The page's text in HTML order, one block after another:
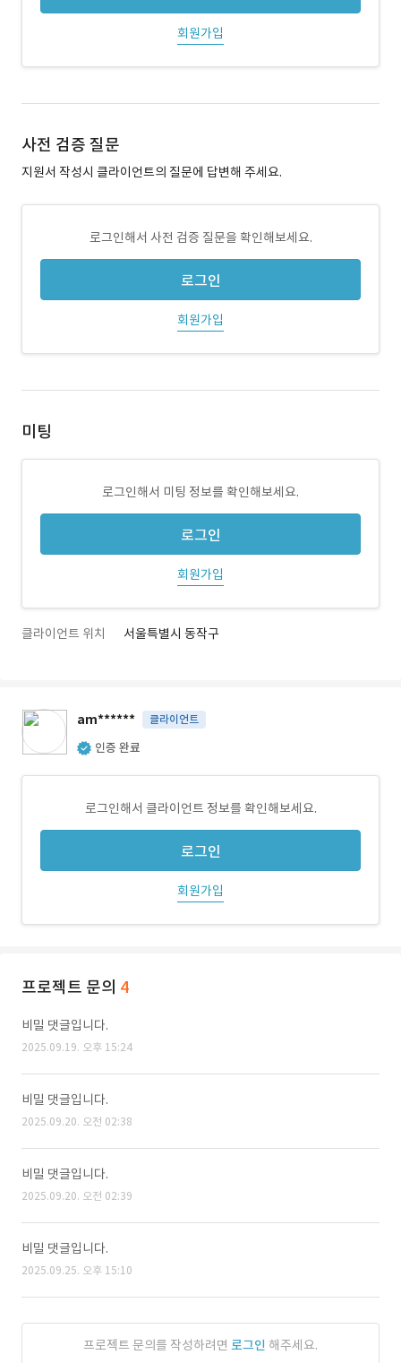
회원가입
사전 검증 질문
지원서 작성시 클라이언트의 질문에 답변해 주세요.
로그인해서 사전 검증 질문을 확인해보세요.
로그인
회원가입
미팅
로그인해서 미팅 정보를 확인해보세요.
로그인
회원가입
클라이언트 위치 서울특별시 동작구
am****** 클라이언트
인증 완료
로그인해서 클라이언트 정보를 확인해보세요.
로그인
회원가입
프로젝트 문의 4
비밀 댓글입니다.
2025.09.19. 오후 15:24
비밀 댓글입니다.
2025.09.20. 오전 02:38
비밀 댓글입니다.
2025.09.20. 오전 02:39
비밀 댓글입니다.
2025.09.25. 오후 15:10
프로젝트 문의를 작성하려면 로그인 해주세요.